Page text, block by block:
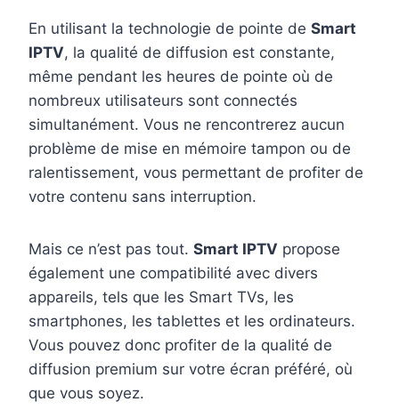
En utilisant la technologie de pointe de Smart
IPTV, la qualité de diffusion est constante,
même pendant les heures de pointe où de
nombreux utilisateurs sont connectés
simultanément. Vous ne rencontrerez aucun
problème de mise en mémoire tampon ou de
ralentissement, vous permettant de profiter de
votre contenu sans interruption.
Mais ce n’est pas tout. Smart IPTV propose
également une compatibilité avec divers
appareils, tels que les Smart TVs, les
smartphones, les tablettes et les ordinateurs.
Vous pouvez donc profiter de la qualité de
diffusion premium sur votre écran préféré, où
que vous soyez.